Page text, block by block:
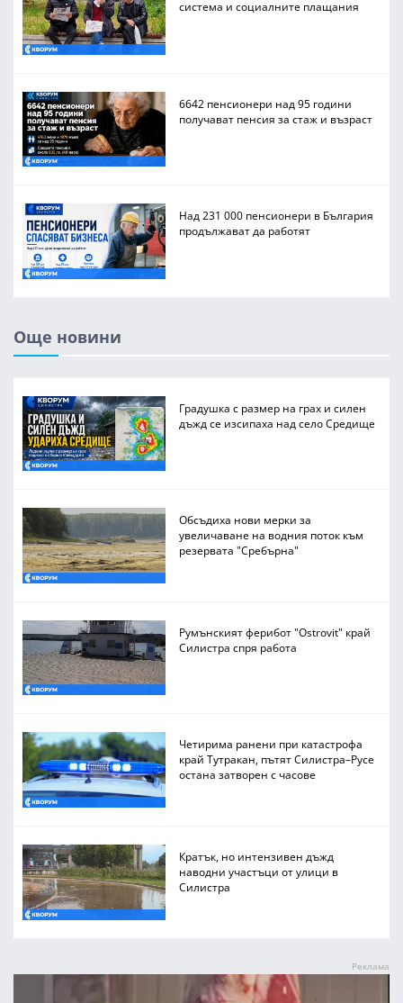
система и социалните плащания
6642 пенсионери над 95 години
получават пенсия за стаж и възраст
Над 231 000 пенсионери в България
продължават да работят
Още новини
Градушка с размер на грах и силен
дъжд се изсипаха над село Средище
Обсъдиха нови мерки за
увеличаване на водния поток към
резервата "Сребърна"
Румънският ферибот "Ostrovit" край
Силистра спря работа
Четирима ранени при катастрофа
край Тутракан, пътят Силистра–Русе
остана затворен с часове
Кратък, но интензивен дъжд
наводни участъци от улици в
Силистра